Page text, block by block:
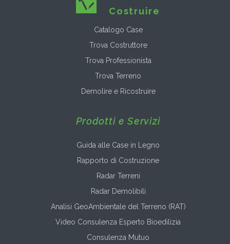
Costruire
Catalogo Case
Trova Costruttore
Trova Professionista
Trova Terreno
Demolire e Ricostruire
Prodotti e Servizi
Guida alle Case in Legno
Rapporto di Costruzione
Radar Terreni
Radar Demolibili
Analisi GeoAmbientale del Terreno (RAT)
Video Consulenza Esperto Bioedilizia
Consulenza Mutuo